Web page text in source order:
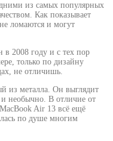
из самых популярных
Как показывает
ломаются и могут
в 2008 году и с тех пор
только по дизайну
не отличишь.
из металла. Он выглядит
необычно. В отличие от
Air 13 всё ещё
по душе многим